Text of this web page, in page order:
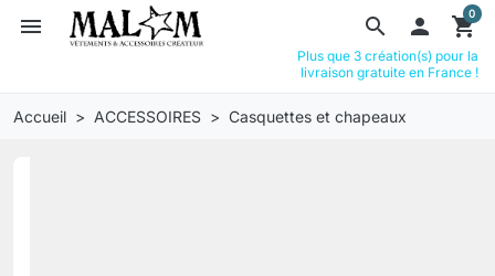
search
menu  shopping_cart
0
Plus que 3 création(s) pour la
livraison gratuite en France !
Accueil ACCESSOIRES Casquettes et chapeaux